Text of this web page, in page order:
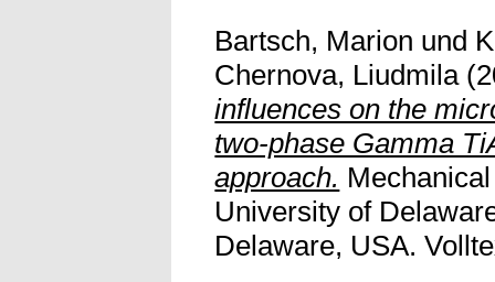
Bartsch, Marion und
Chernova, Liudmila
influences on the
two-phase Gamma
approach.
University of
Delaware, USA.